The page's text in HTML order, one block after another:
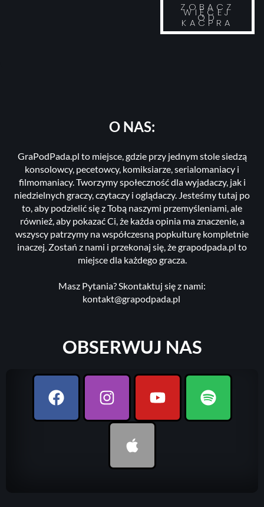
ZOBACZ
WIĘCEJ
OD
KACPRA
O NAS:
GraPodPada.pl to miejsce, gdzie przy jednym stole siedzą
konsolowcy, pecetowcy, komiksiarze, serialomaniacy i
filmomaniacy. Tworzymy społeczność dla wyjadaczy, jak i
niedzielnych graczy, czytaczy i oglądaczy. Jesteśmy tutaj po
to, aby podzielić się z Tobą naszymi przemyśleniami, ale
również, aby pokazać Ci, że każda opinia ma znaczenie, a
wszyscy patrzymy na współczesną popkulturę kompletnie
inaczej. Zostań z nami i przekonaj się, że grapodpada.pl to
miejsce dla każdego gracza.
Masz Pytania? Skontaktuj się z nami:
kontakt@grapodpada.pl
OBSERWUJ NAS